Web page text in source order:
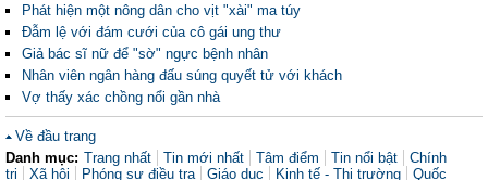
Phát hiện một nông dân cho vịt "xài" ma túy
Đẫm lệ với đám cưới của cô gái ung thư
Giả bác sĩ nữ để "sờ" ngực bệnh nhân
Nhân viên ngân hàng đấu súng quyết tử với khách
Vợ thấy xác chồng nổi gần nhà
Về đầu trang
Danh mục: Trang nhất Tin mới nhất Tâm điểm Tin nổi bật
Chính
trị
Xã hội Phóng sự điều tra Giáo dục Kinh tế - Thị trường Quốc